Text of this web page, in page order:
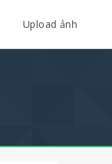
Upload ảnh